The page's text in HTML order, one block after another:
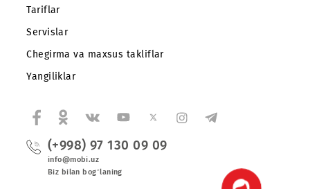
Agar raqamni ulanishidan keyin va yangi egasi nomiga
o‘tkazilgungacha tarif bo‘yicha kerakli miqdorda abonent
raqamni ulash uchun berilgan chegirma summasi
hisoblanmaydi.
Mobiuz ilovasini yuklab oling